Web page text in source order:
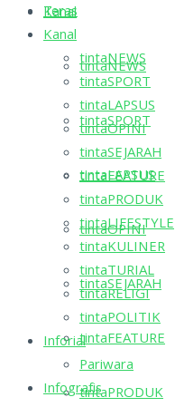
Kanal
tintaNEWS
tintaSPORT
tintaLAPSUS
tintaOPINI
tintaSEJARAH
tintaFEATURE
tintaPRODUK
Teras
Kanal
tintaNEWS
tintaSPORT
tintaLAPSUS
tintaOPINI
tintaSEJARAH
tintaFEATURE
tintaPRODUK
tintaLIFESTYLE
tintaKULINER
tintaTURIAL
tintaRELIGI
tintaPOLITIK
Inforial
Pariwara
Infografis